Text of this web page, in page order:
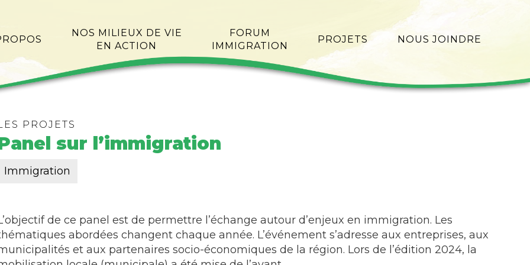
NOS MILIEUX DE VIE
EN ACTION
FORUM
IMMIGRATION
PROJETS NOUS JOINDRE
PROJETS
sur l’immigration
Immigration
de ce panel est de permettre l’échange autour d’enjeux en immigration. Les
abordées changent chaque année. L’événement s’adresse aux entreprises, aux
et aux partenaires socio-économiques de la région. Lors de l’édition 2024, la